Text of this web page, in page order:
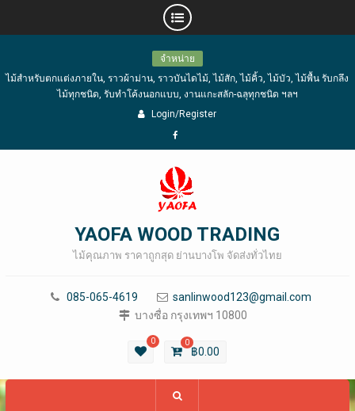
content
จำหน่าย
ไม้สำหรับตกแต่งภายใน, ราวผ้าม่าน, ราวบันไดไม้, ไม้สัก, ไม้คิ้ว, ไม้บัว, ไม้พื้น รับกลึง
ไม้ทุกชนิด, รับทำโค้งนอกแบบ, งานแกะสลัก-ฉลุทุกชนิด ฯลฯ
Login/Register
Facebook
YAOFA WOOD TRADING
ไม้คุณภาพ ราคาถูกสุด ย่านบางโพ จัดส่งทั่วไทย
085-065-4619
sanlinwood123@gmail.com
บางซื่อ กรุงเทพฯ 10800
0 0
฿0.00